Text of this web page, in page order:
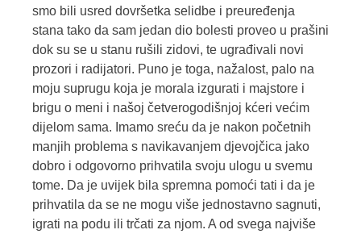
smo bili usred dovršetka selidbe i preuređenja
stana tako da sam jedan dio bolesti proveo u prašini
dok su se u stanu rušili zidovi, te ugrađivali novi
prozori i radijatori. Puno je toga, nažalost, palo na
moju suprugu koja je morala izgurati i majstore i
brigu o meni i našoj četverogodišnjoj kćeri većim
dijelom sama. Imamo sreću da je nakon početnih
manjih problema s navikavanjem djevojčica jako
dobro i odgovorno prihvatila svoju ulogu u svemu
tome. Da je uvijek bila spremna pomoći tati i da je
prihvatila da se ne mogu više jednostavno sagnuti,
igrati na podu ili trčati za njom. A od svega najviše